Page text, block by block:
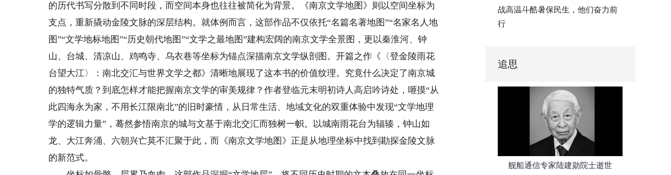
的历代书写分散到不同时段，而空间本身也往往被简化为背景。《南京文学地图》则以空间坐标为
支点，重新撬动金陵文脉的深层结构。就体例而言，这部作品不仅依托“名篇名著地图”“名家名人地
图”“文学地标地图”“历史朝代地图”“文学之最地图”建构宏阔的南京文学全景图，更以秦淮河、钟
山、台城、清凉山、鸡鸣寺、乌衣巷等坐标为锚点深描南京文学纵剖图。开篇之作《〈登金陵雨花
台望大江〉：南北交汇与世界文学之都》清晰地展现了这本书的价值纹理。究竟什么决定了南京城
的独特气质？到底怎样才能把握南京文学的审美规律？作者登临元末明初诗人高启吟诗处，咂摸“从
此四海永为家，不用长江限南北”的旧时豪情，从日常生活、地域文化的双重体验中发现“文学地理
学的逻辑力量”，蓦然参悟南京的城与文基于南北交汇而独树一帜。以城南雨花台为辐辏，钟山如
龙、大江奔涌、六朝兴亡莫不汇聚于此，而《南京文学地图》正是从地理坐标中找到勘探金陵文脉
的新范式。
战高温斗酷暑保民生，他们奋力前
行
追思
舰船通信专家陆建勋院士逝世